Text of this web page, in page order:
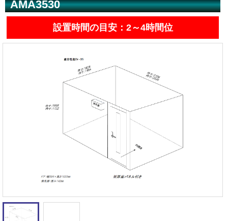
アビテックス3畳～
カワイナサール
その他防音室
かんたん在庫検索
売約済みリスト
エアコンの設置方法
遮音性能の違いを体験
店舗までの案内地図
お問い合わせ
AMA3530
設置時間の目安：2～4時間位